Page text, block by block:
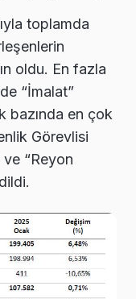
toplamda
oldu. En fazla
“İmalat”
bazında en çok
Görevlisi
ve “Reyon